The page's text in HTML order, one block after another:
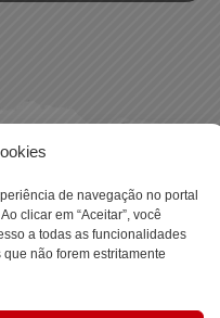
de navegação no portal
clicar em “Aceitar”, você
a todas as funcionalidades
não forem estritamente